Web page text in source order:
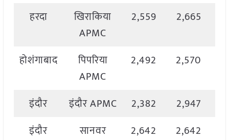
हरदा
खिराकिया
APMC
2,559 2,665
होशंगाबाद
पिपरिया
APMC
2,492 2,570
इंदौर इंदौर APMC 2,382 2,947
इंदौर
सानवर
2,642 2,642